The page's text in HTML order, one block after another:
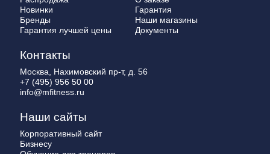
Новинки
Бренды
Гарантия лучшей цены
Гарантия
Наши магазины
Документы
Контакты
Москва, Нахимовский пр-т, д. 56
+7 (495) 956 50 00
info@mfitness.ru
Наши сайты
Корпоративный сайт
Бизнесу